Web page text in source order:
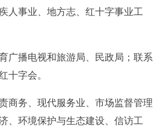
人事业、地方志、红十字事业工
广播电视和旅游局、民政局；联系
十字会。
商务、现代服务业、市场监督管理
、环境保护与生态建设、 信访工